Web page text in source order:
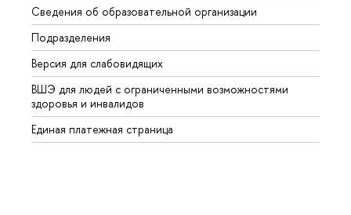
Сведения об образовательной организации
Подразделения
Версия для слабовидящих
ВШЭ для людей с ограниченными возможностями
здоровья и инвалидов
Единая платежная страница